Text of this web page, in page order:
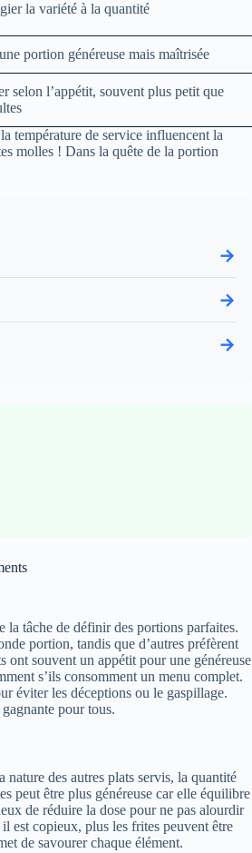
la variété à la quantité
portion généreuse mais maîtrisée
selon l’appétit, souvent plus petit que
température de service influencent la
molles ! Dans la quête de la portion
→
→
→
la tâche de définir des portions parfaites.
portion, tandis que d’autres préfèrent
ont souvent un appétit pour une généreuse
s’ils consomment un menu complet.
éviter les déceptions ou le gaspillage.
pour tous.
des autres plats servis, la quantité
peut être plus généreuse car elle équilibre
de réduire la dose pour ne pas alourdir
est copieux, plus les frites peuvent être
de savourer chaque élément.